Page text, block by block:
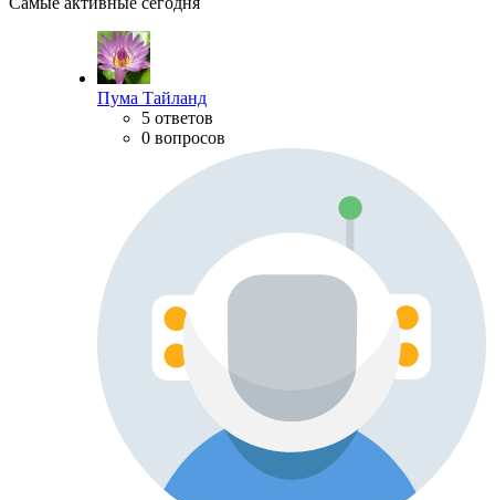
Пума Тайланд
5 ответов
0 вопросов